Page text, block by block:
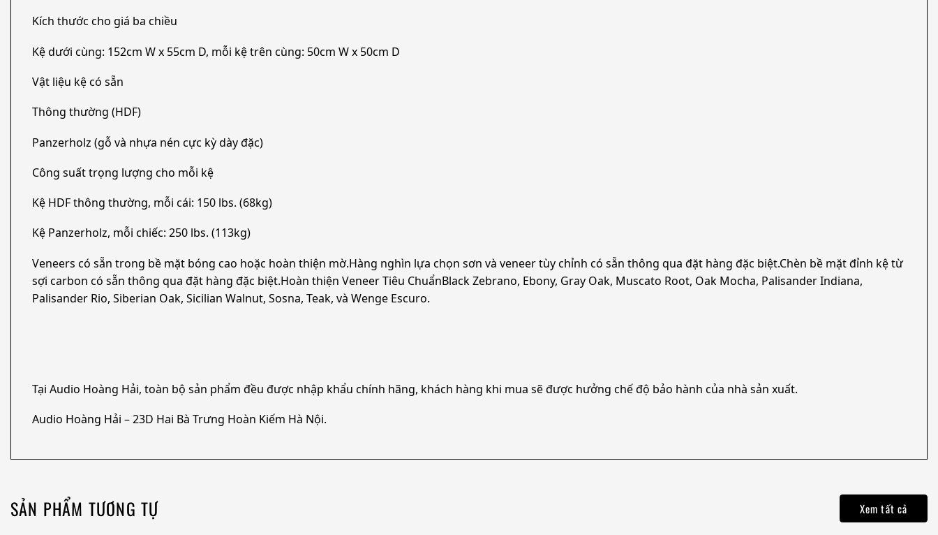
Kích thước cho giá ba chiều
Kệ dưới cùng: 152cm W x 55cm D, mỗi kệ trên cùng: 50cm W x 50cm D
Vật liệu kệ có sẵn
Thông thường (HDF)
Panzerholz (gỗ và nhựa nén cực kỳ dày đặc)
Công suất trọng lượng cho mỗi kệ
Kệ HDF thông thường, mỗi cái: 150 lbs. (68kg)
Kệ Panzerholz, mỗi chiếc: 250 lbs. (113kg)
Veneers có sẵn trong bề mặt bóng cao hoặc hoàn thiện mờ.Hàng nghìn lựa chọn sơn và veneer tùy chỉnh có sẵn thông qua đặt hàng đặc biệt.Chèn bề mặt đỉnh kệ từ
sợi carbon có sẵn thông qua đặt hàng đặc biệt.Hoàn thiện Veneer Tiêu ChuẩnBlack Zebrano, Ebony, Gray Oak, Muscato Root, Oak Mocha, Palisander Indiana,
Palisander Rio, Siberian Oak, Sicilian Walnut, Sosna, Teak, và Wenge Escuro.
Tại Audio Hoàng Hải, toàn bộ sản phẩm đều được nhập khẩu chính hãng, khách hàng khi mua sẽ được hưởng chế độ bảo hành của nhà sản xuất.
Audio Hoàng Hải – 23D Hai Bà Trưng Hoàn Kiếm Hà Nội.
SẢN PHẨM TƯƠNG TỰ Xem tất cả